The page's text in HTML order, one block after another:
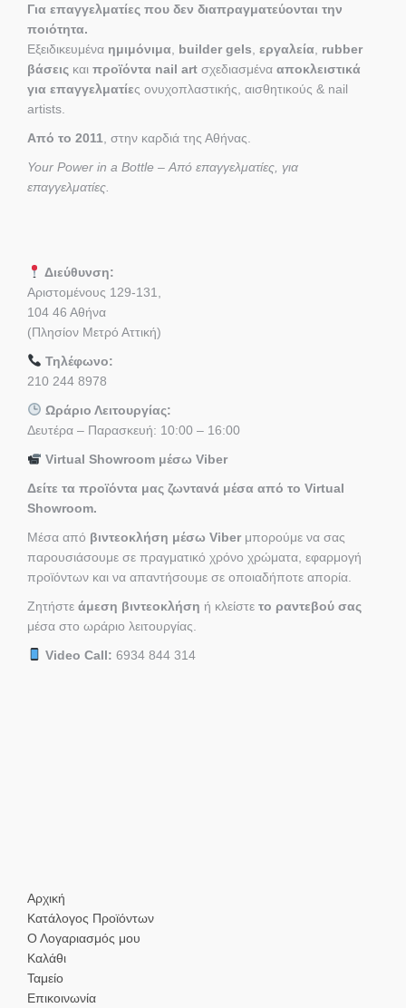
Για επαγγελματίες που δεν διαπραγματεύονται την
ποιότητα.
Εξειδικευμένα ημιμόνιμα builder gels εργαλεία rubber
βάσεις και προϊόντα nail art σχεδιασμένα αποκλειστικά
για επαγγελματίες ονυχοπλαστικής, αισθητικούς & nail
artists.
Από το 2011 , στην καρδιά της Αθήνας.
Your Power in a Bottle – Από επαγγελματίες, για
επαγγελματίες.
Διεύθυνση:
Αριστομένους 129-131,
104 46 Αθήνα
(Πλησίον Μετρό Αττική)
Τηλέφωνο:
210 244 8978
Ωράριο Λειτουργίας:
Δευτέρα – Παρασκευή: 10:00 – 16:00
Virtual Showroom μέσω Viber
Δείτε τα προϊόντα μας ζωντανά μέσα από το Virtual
Showroom.
Μέσα από βιντεοκλήση μέσω Viber μπορούμε να σας
παρουσιάσουμε σε πραγματικό χρόνο χρώματα, εφαρμογή
προϊόντων και να απαντήσουμε σε οποιαδήποτε απορία.
Ζητήστε άμεση βιντεοκλήση ή κλείστε το ραντεβού σας
μέσα στο ωράριο λειτουργίας.
Video Call: 6934 844 314
Αρχική
Κατάλογος Προϊόντων
Ο Λογαριασμός μου
Καλάθι
Ταμείο
Επικοινωνία